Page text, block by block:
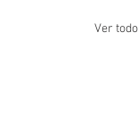
Ver todo